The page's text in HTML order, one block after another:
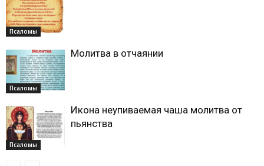
Псаломы
Псаломы
Молитва в отчаянии
Псаломы
Икона неупиваемая чаша молитва от
пьянства